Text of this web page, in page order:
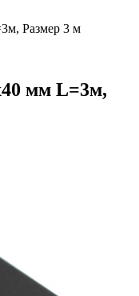
Размер 3 м
мм L=3м,